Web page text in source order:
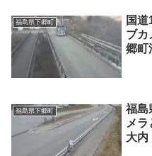
福島県下郷町
国
ブカ
郷町
福島県下郷町
福島
メ
大内